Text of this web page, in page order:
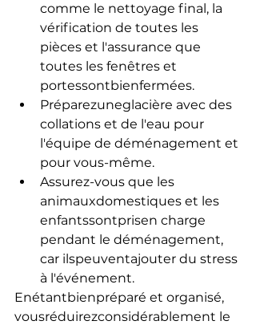
comme le nettoyage final, la
vérification de toutes les
pièces et l'assurance que
toutes les fenêtres et
portessontbienfermées.
Préparezuneglacière avec des
collations et de l'eau pour
l'équipe de déménagement et
pour vous-même.
Assurez-vous que les
animauxdomestiques et les
enfantssontprisen charge
pendant le déménagement,
car ilspeuventajouter du stress
à l'événement.
Enétantbienpréparé et organisé,
vousréduirezconsidérablement le